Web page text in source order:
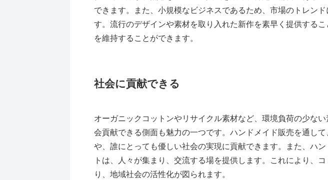
できます。また、小規模なビジネスであるため、市場のトレン
す。流行のデザインや素材を取り入れた新作を素早く提供する
を維持することができます。
社会に貢献できる
オーガニックコットンやリサイクル素材など、環境負荷の少な
会貢献できる側面も魅力の一つです。ハンドメイド販売を通し
や、誰にとっても優しい社会の実現に貢献できます。また、ハ
トは、人々が集まり、交流する場を提供します。これにより、
り、地域社会の活性化が図られます。